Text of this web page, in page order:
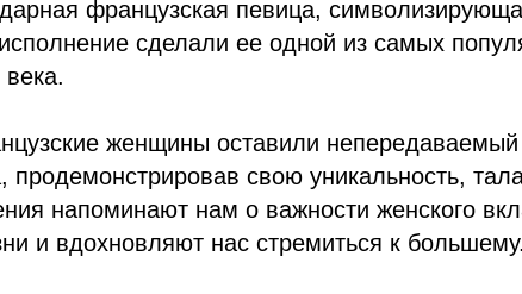
французская певица,
сделали ее одной из самых
женщины оставили
продемонстрировав свою уникальность,
напоминают нам о важности женского
и вдохновляют нас стремиться к большему.